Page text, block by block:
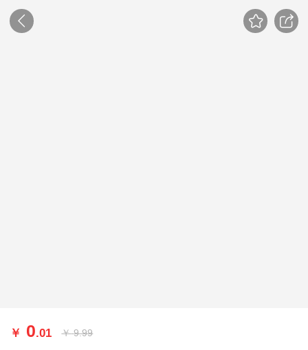
￥ 0.01 ￥ 9.99